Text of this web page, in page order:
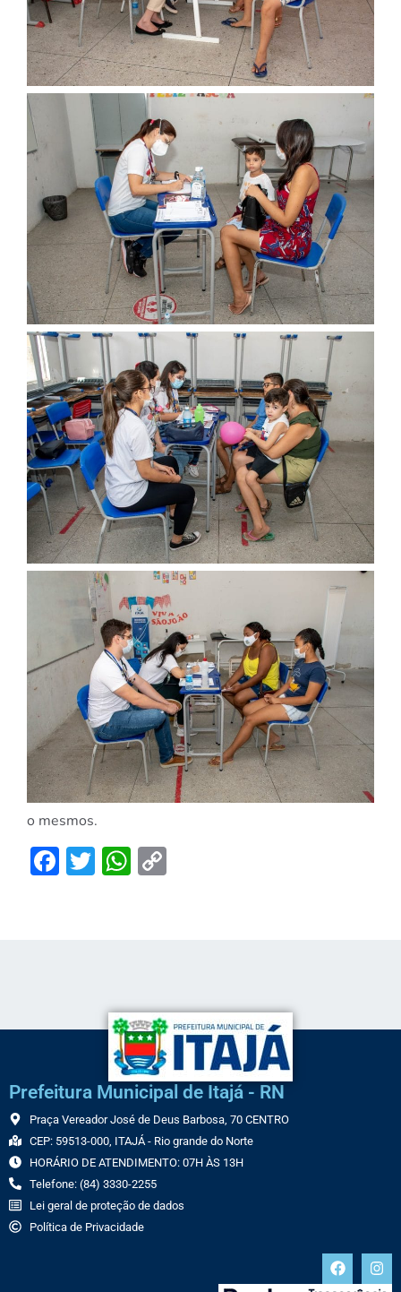
o mesmos.
Facebook
TwitterWhatsApp
Prefeitura Municipal de Itajá - RN
Praça Vereador José de Deus Barbosa, 70 CENTRO
CEP: 59513-000, ITAJÁ - Rio grande do Norte
HORÁRIO DE ATENDIMENTO: 07H ÀS 13H
Telefone: (84) 3330-2255
Lei geral de proteção de dados
Política de Privacidade